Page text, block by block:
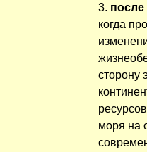
3. после
когда
сторону
моря на